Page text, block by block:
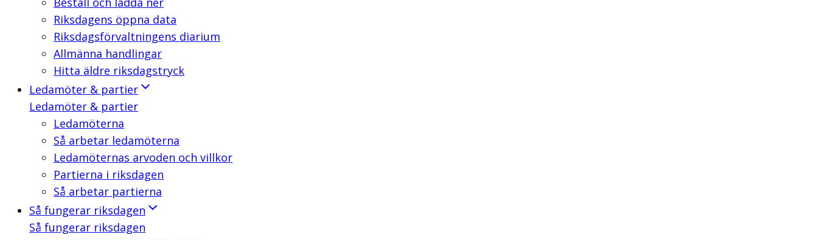
Riksdagens öppna data
Riksdagsförvaltningens diarium
Allmänna handlingar
Hitta äldre riksdagstryck
Ledamöter & partier
Ledamöter & partier
Ledamöterna
Så arbetar ledamöterna
Ledamöternas arvoden och villkor
Partierna i riksdagen
Så arbetar partierna
Så fungerar riksdagen
Så fungerar riksdagen